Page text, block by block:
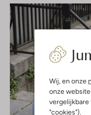
Wij, en onze
onze
vergelijkbare
"cookies").